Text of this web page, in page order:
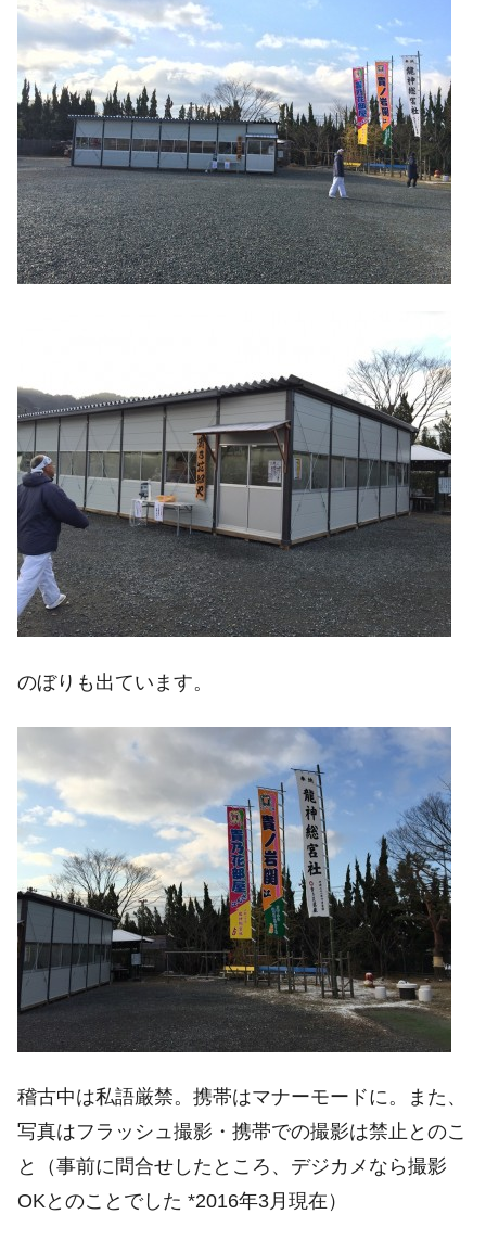
のぼりも出ています。
稽古中は私語厳禁。携帯はマナーモードに。また、
写真はフラッシュ撮影・携帯での撮影は禁止とのこ
と（事前に問合せしたところ、デジカメなら撮影
OKとのことでした *2016年3月現在）